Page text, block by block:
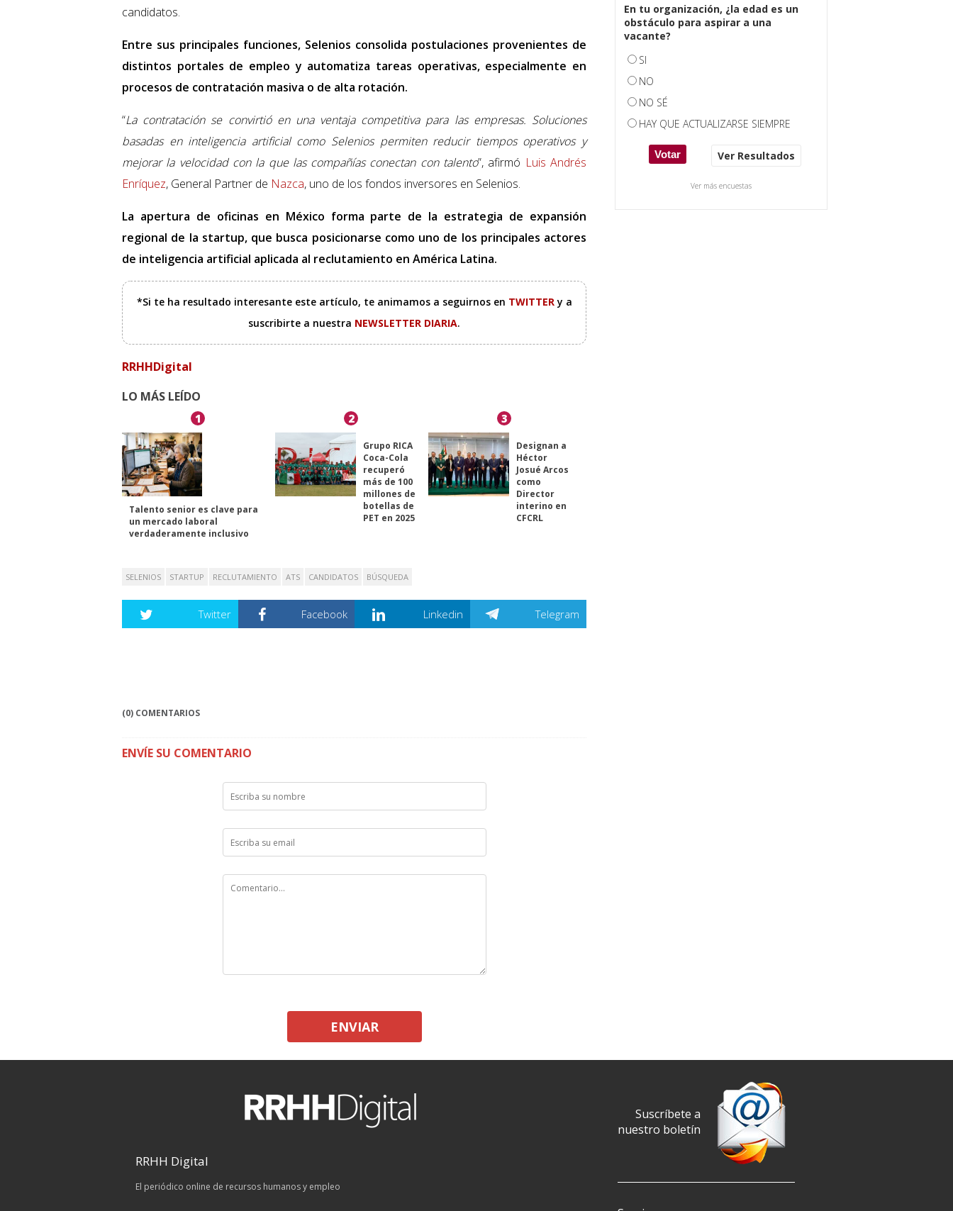
candidatos.
Entre sus principales funciones, Selenios consolida postulaciones provenientes de
distintos portales de empleo y automatiza tareas operativas, especialmente en
procesos de contratación masiva o de alta rotación.
“La contratación se convirtió en una ventaja competitiva para las empresas. Soluciones
basadas en inteligencia artificial como Selenios permiten reducir tiempos operativos y
mejorar la velocidad con la que las compañías conectan con talento”, afirmó Luis Andrés
Enríquez, General Partner de Nazca, uno de los fondos inversores en Selenios.
La apertura de oficinas en México forma parte de la estrategia de expansión
regional de la startup, que busca posicionarse como uno de los principales actores
de inteligencia artificial aplicada al reclutamiento en América Latina.
*Si te ha resultado interesante este artículo, te animamos a seguirnos en TWITTERy a
suscribirte a nuestra NEWSLETTER DIARIA.
RRHHDigital
LO MÁS LEÍDO
1
Talento senior es clave para
un mercado laboral
verdaderamente inclusivo
2
Grupo RICA
Coca-Cola
recuperó
más de 100
millones de
botellas de
PET en 2025
3
Designan a
Héctor
Josué Arcos
como
Director
interino en
CFCRL
SELENIOS STARTUP RECLUTAMIENTO ATS CANDIDATOS BÚSQUEDA
Twitter Facebook Linkedin Telegram
(0) COMENTARIOS
ENVÍE SU COMENTARIO
ENVIAR
En tu organización, ¿la edad es un
obstáculo para aspirar a una
vacante?
SI
NO
NO SÉ
HAY QUE ACTUALIZARSE SIEMPRE
Ver Resultados
Ver más encuestas
RRHH Digital
El periódico online de recursos humanos y empleo
Suscríbete a
nuestro boletín